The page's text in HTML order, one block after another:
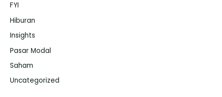
FYI
Hiburan
Insights
Pasar Modal
Saham
Uncategorized